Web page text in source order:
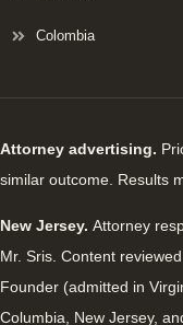
Colombia
Attorney advertising.
similar outcome. Results
New Jersey. Attorney
Mr. Sris. Content
Founder (admitted in
Columbia, New Jersey,